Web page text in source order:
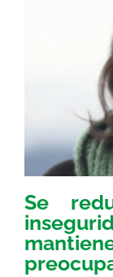
Se